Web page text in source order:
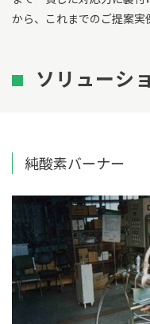
から、これまでのご提案実
ソリューシ
純酸素バーナー